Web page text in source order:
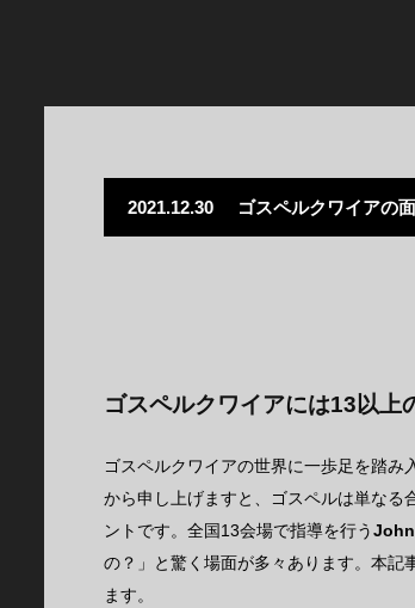
2021.12.30 ゴスペルクワイアの
ゴスペルクワイアには13以上
ゴスペルクワイアの世界に一歩足を踏み
から申し上げますと、ゴスペルは単なる
ントです。全国13会場で指導を行うJohn
の？」と驚く場面が多々あります。本記
ます。